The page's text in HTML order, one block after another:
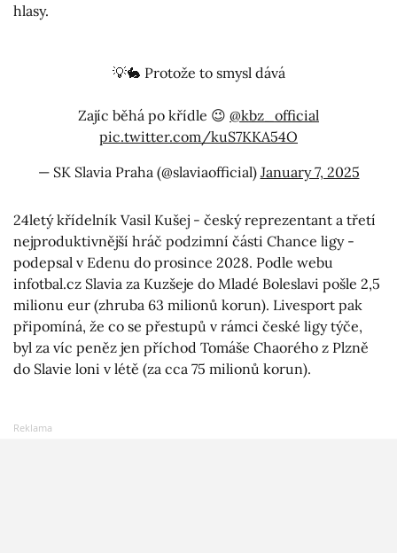
hlasy.
💡🐇 Protože to smysl dává
Zajíc běhá po křídle 😉 @kbz_official
pic.twitter.com/kuS7KKA54O
— SK Slavia Praha (@slaviaofficial) January 7, 2025
24letý křídelník Vasil Kušej - český reprezentant a třetí
nejproduktivnější hráč podzimní části Chance ligy -
podepsal v Edenu do prosince 2028. Podle webu
infotbal.cz Slavia za Kuzšeje do Mladé Boleslavi pošle 2,5
milionu eur (zhruba 63 milionů korun). Livesport pak
připomíná, že co se přestupů v rámci české ligy týče,
byl za víc peněz jen příchod Tomáše Chaorého z Plzně
do Slavie loni v létě (za cca 75 milionů korun).